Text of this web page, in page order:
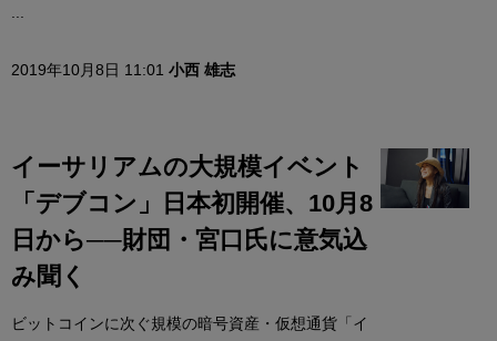
...
2019年10月8日 11:01 小西 雄志
イーサリアムの大規模イベント
「デブコン」日本初開催、10月8
日から──財団・宮口氏に意気込
み聞く
ビットコインに次ぐ規模の暗号資産・仮想通貨「イ